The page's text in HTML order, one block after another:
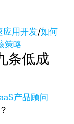
应用开发/如何
策略
条低成
产品顾问